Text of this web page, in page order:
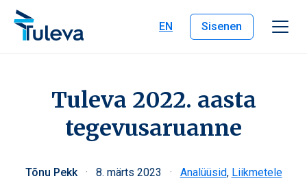
Liigu edasi sisu juurde
EN
Sisenen
Tuleva 2022. aasta
tegevusaruanne
Tõnu Pekk · 8. märts 2023 · Analüüsid, Liikmetele